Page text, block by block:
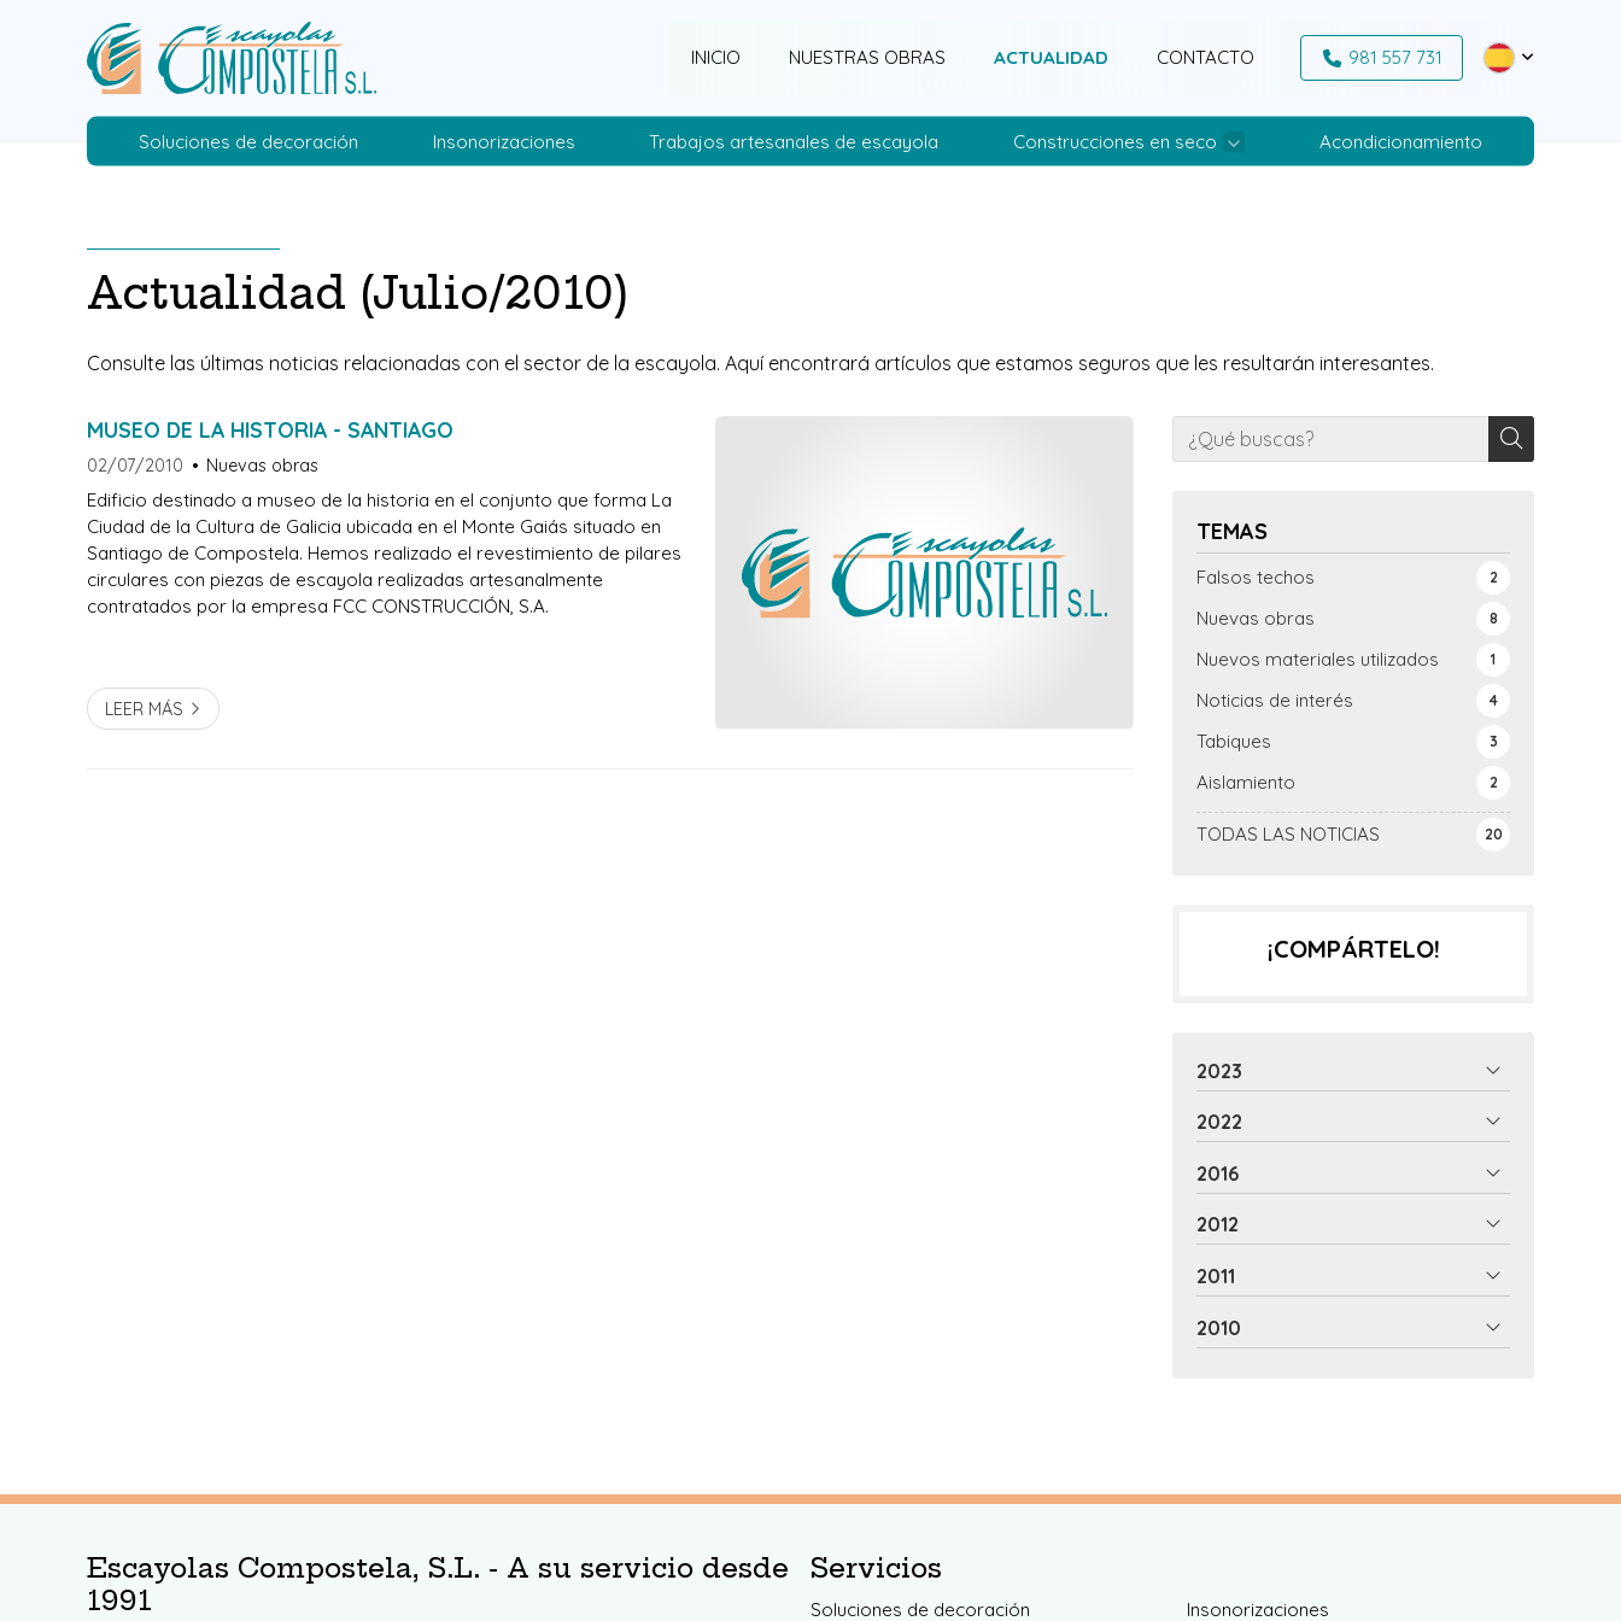
INICIO NUESTRAS OBRAS ACTUALIDAD CONTACTO 981 557 731
Soluciones de decoración Insonorizaciones Trabajos artesanales de escayola Construcciones en seco Acondicionamiento
Actualidad (Julio/2010)
Consulte las últimas noticias relacionadas con el sector de la escayola. Aquí encontrará artículos que estamos seguros que les resultarán interesantes.
TEMAS
TODAS LAS NOTICIAS 20
Falsos techos 2
Nuevas obras 8
Nuevos materiales utilizados 1
Noticias de interés 4
Tabiques 3
Aislamiento 2
MUSEO DE LA HISTORIA - SANTIAGO
02/07/2010 Nuevas obras
Edificio destinado a museo de la historia en el conjunto que forma La
Ciudad de la Cultura de Galicia ubicada en el Monte Gaiás situado en
Santiago de Compostela. Hemos realizado el revestimiento de pilares
circulares con piezas de escayola realizadas artesanalmente
contratados por la empresa FCC CONSTRUCCIÓN, S.A.
LEER MÁS
¡COMPÁRTELO!
2023
2022
2016
2012
2011
2010
Escayolas Compostela, S.L. - A su servicio desde
1991
Servicios
Soluciones de decoración Insonorizaciones